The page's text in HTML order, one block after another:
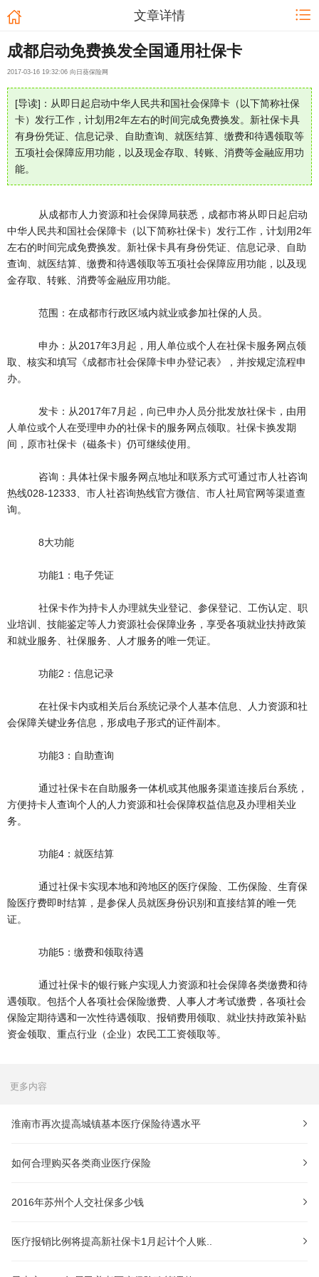
文章详情
成都启动免费换发全国通用社保卡
2017-03-16 19:32:06 向日葵保险网
[导读]：从即日起启动中华人民共和国社会保障卡（以下简称社保
卡）发行工作，计划用2年左右的时间完成免费换发。新社保卡具
有身份凭证、信息记录、自助查询、就医结算、缴费和待遇领取等
五项社会保障应用功能，以及现金存取、转账、消费等金融应用功
能。
从成都市人力资源和社会保障局获悉，成都市将从即日起启动
中华人民共和国社会保障卡（以下简称社保卡）发行工作，计划用2年
左右的时间完成免费换发。新社保卡具有身份凭证、信息记录、自助
查询、就医结算、缴费和待遇领取等五项社会保障应用功能，以及现
金存取、转账、消费等金融应用功能。
范围：在成都市行政区域内就业或参加社保的人员。
申办：从2017年3月起，用人单位或个人在社保卡服务网点领
取、核实和填写《成都市社会保障卡申办登记表》，并按规定流程申
办。
发卡：从2017年7月起，向已申办人员分批发放社保卡，由用
人单位或个人在受理申办的社保卡的服务网点领取。社保卡换发期
间，原市社保卡（磁条卡）仍可继续使用。
咨询：具体社保卡服务网点地址和联系方式可通过市人社咨询
热线028-12333、市人社咨询热线官方微信、市人社局官网等渠道查
询。
8大功能
功能1：电子凭证
社保卡作为持卡人办理就失业登记、参保登记、工伤认定、职
业培训、技能鉴定等人力资源社会保障业务，享受各项就业扶持政策
和就业服务、社保服务、人才服务的唯一凭证。
功能2：信息记录
在社保卡内或相关后台系统记录个人基本信息、人力资源和社
会保障关键业务信息，形成电子形式的证件副本。
功能3：自助查询
通过社保卡在自助服务一体机或其他服务渠道连接后台系统，
方便持卡人查询个人的人力资源和社会保障权益信息及办理相关业
务。
功能4：就医结算
通过社保卡实现本地和跨地区的医疗保险、工伤保险、生育保
险医疗费即时结算，是参保人员就医身份识别和直接结算的唯一凭
证。
功能5：缴费和领取待遇
通过社保卡的银行账户实现人力资源和社会保障各类缴费和待
遇领取。包括个人各项社会保险缴费、人事人才考试缴费，各项社会
保险定期待遇和一次性待遇领取、报销费用领取、就业扶持政策补贴
资金领取、重点行业（企业）农民工工资领取等。
更多内容
淮南市再次提高城镇基本医疗保险待遇水平
如何合理购买各类商业医疗保险
2016年苏州个人交社保多少钱
医疗报销比例将提高新社保卡1月起计个人账..